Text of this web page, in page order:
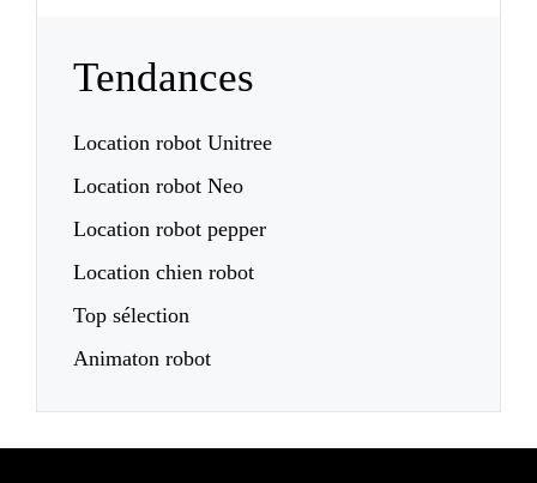
Tendances
Location robot Unitree
Location robot Neo
Location robot pepper
Location chien robot
Top sélection
Animaton robot